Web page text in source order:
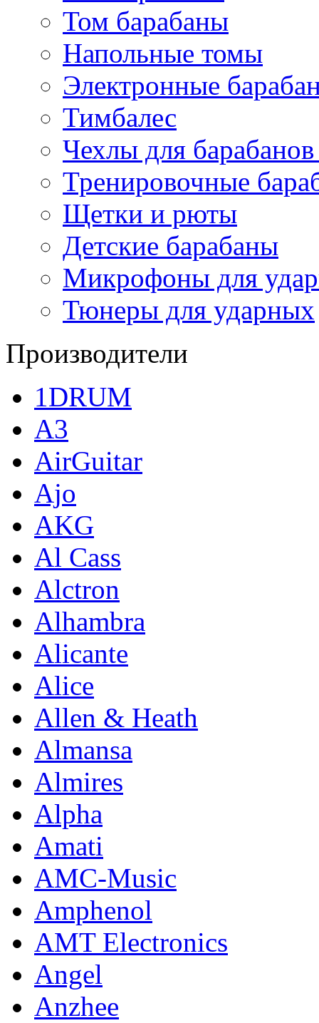
Том барабаны
Напольные томы
Электронные
Тимбалес
Чехлы для
Тренировочные
Щетки и рюты
Детские барабаны
Микрофоны для
Тюнеры для ударных
Производители
1DRUM
A3
AirGuitar
Ajo
AKG
Al Cass
Alctron
Alhambra
Alicante
Alice
Allen & Heath
Almansa
Almires
Alpha
Amati
AMC-Music
Amphenol
AMT Electronics
Angel
Anzhee